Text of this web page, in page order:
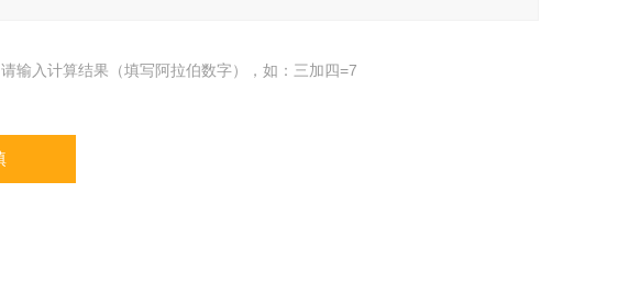
请输入计算结果（填写阿拉伯数字），如：三加四=7